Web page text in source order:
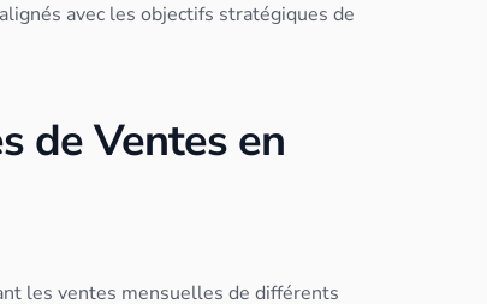
avec les objectifs stratégiques de
de Ventes en
les ventes mensuelles de différents